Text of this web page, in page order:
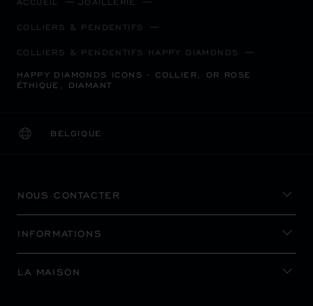
COLLIERS & PENDENTIFS
COLLIERS & PENDENTIFS HAPPY DIAMONDS
HAPPY DIAMONDS ICONS - COLLIER, OR ROSE
ÉTHIQUE, DIAMANT
BELGIQUE
LOCALISATION (CHANGER DE PAYS)
CHANGER DE PAYS
NOUS CONTACTER
INFORMATIONS
LA MAISON